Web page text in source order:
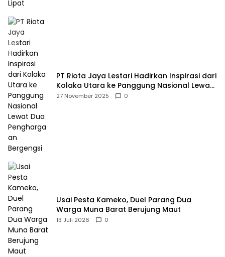
PT Riota Jaya Lestari Hadirkan Inspirasi dari
Kolaka Utara ke Panggung Nasional Lewat
Dua Penghargaan Bergengsi
27 November 2025 0
Usai Pesta Kameko, Duel Parang Dua
Warga Muna Barat Berujung Maut
13 Juli 2026 0